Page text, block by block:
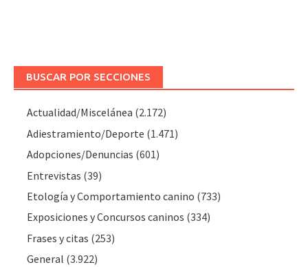
BUSCAR POR SECCIONES
Actualidad/Miscelánea (2.172)
Adiestramiento/Deporte (1.471)
Adopciones/Denuncias (601)
Entrevistas (39)
Etología y Comportamiento canino (733)
Exposiciones y Concursos caninos (334)
Frases y citas (253)
General (3.922)